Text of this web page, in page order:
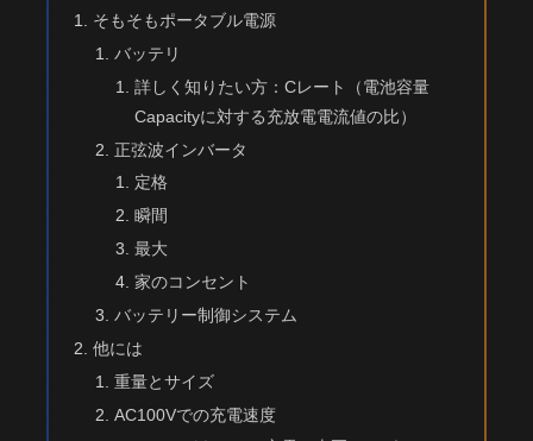
そもそもポータブル電源
バッテリ
詳しく知りたい方：Cレート（電池容量
Capacityに対する充放電電流値の比）
正弦波インバータ
定格
瞬間
最大
家のコンセント
バッテリー制御システム
他には
重量とサイズ
AC100Vでの充電速度